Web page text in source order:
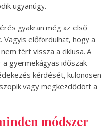
ugyanúgy.
gyakran még az első
előfordulhat, hogy a
tért vissza a ciklusa. A
gyermekágyas időszak
kérdését, különösen
vagy megkezdődött a
módszer